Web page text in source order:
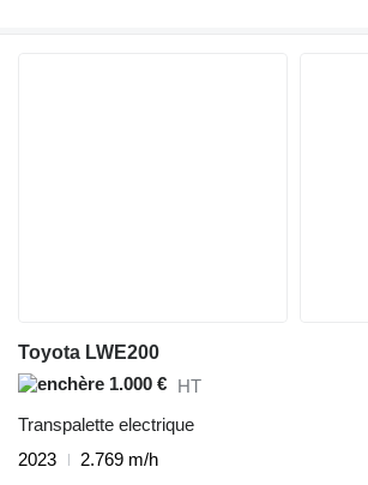
Toyota LWE200
1.000 € HT
Transpalette electrique
2023
2.769 m/h